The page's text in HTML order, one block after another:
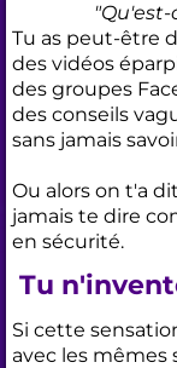
"Qu'est-
Tu as peut-être
des vidéos
des groupes
des conseils
sans jamais
Ou alors on t'a
jamais te dire
en sécurité.
Tu
Si cette
avec les